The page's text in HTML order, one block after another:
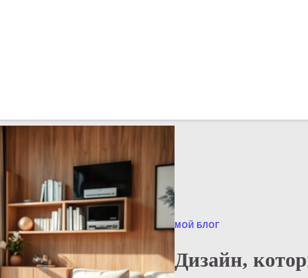
МОЙ БЛОГ
Дизайн,